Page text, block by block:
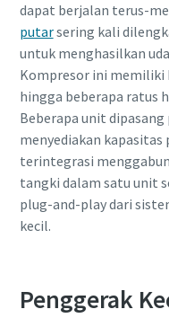
dapat berjalan terus-
putarsering kali
untuk menghasilkan
Kompresor ini memiliki
hingga beberapa ratus
Beberapa unit
menyediakan
terintegrasi
tangki dalam satu unit
plug-and-play dari
kecil.
Penggerak